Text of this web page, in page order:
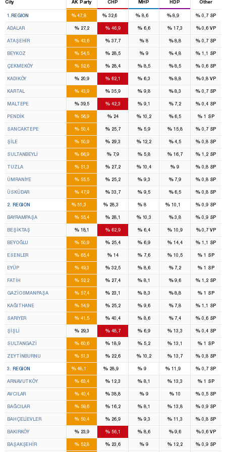
City AK Party CHP MHP HDP Other
1.REGION %47,8
16
%32,6
11
% 8,6
2
%8,9
2
% 0,7 SP
ADALAR %27,2 % 46,9 % 6,6 % 17,3 %0,6VP
ATAŞEHİR %43,6 % 37,7 %8 %8,8 % 0,7 SP
BEYKOZ %54,5 % 28,5 %9 %4,8 % 1,1 SP
ÇEKMEKÖY %52,6 % 28,4 % 8,5 %8,5 % 0,6 SP
KADIKÖY %20,9 % 62,1 % 6,3 %8,8 %0,8VP
KARTAL %43,9 % 35,9 % 9,8 %8,3 % 0,7 SP
MALTEPE %39,5 % 42,3 % 9,1 %7,2 % 0,4 SP
PENDİK %56,9 % 24 %10,2 %6,5 %1 SP
SANCAKTEPE %50,4 % 25,7 % 5,9 % 15,8 % 0,7 SP
ŞİLE %50,9 % 29,3 %12,2 %4,5 % 0,8 SP
SULTANBEYLİ %66,9 %7,9 % 5,8 % 16,7 % 1,2 SP
TUZLA %51,3 % 27,2 %10,4 % 9 % 0,8 SP
ÜMRANİYE %55,5 % 25,2 % 9,3 %7,9 % 0,8 SP
ÜSKÜDAR %47,9 % 33,7 % 9,5 %6,5 % 0,8 SP
2. REGION %51,3 % 28,3 % 8 % 10,1 % 0,9 SP
BAYRAMPAŞA %55,4 % 28,1 %10,3 %3,8 % 0,9 SP
BEŞİKTAŞ %18,1 % 62,9 % 6,4 % 10,9 %0,7VP
BEYOĞLU %50,9 % 25,4 % 6,9 % 14,4 % 1,1 SP
ESENLER %65,4 % 14 % 7,6 % 10,5 %1 SP
EYÜP %49,3 % 32,5 % 8,6 %7,2 %1 SP
FATİH %52,2 % 27,4 % 8,1 %9,6 % 1,2 SP
GAZİOSMANPAŞA %57,4 % 23,1 % 8,3 %8,8 %1 SP
KAĞITHANE %54,9 % 25,2 % 9,6 %7,8 % 1,1 SP
SARIYER %41,5 % 40,4 % 8,6 %7,4 % 0,6 SP
ŞİŞLİ %29,3 % 48,7 % 6,9 % 13,3 % 0,4 SP
SULTANGAZİ %60,6 % 18,9 % 5,2 % 13,1 %1 SP
ZEYTİNBURNU %51,3 % 22,6 %10,2 % 13,7 % 0,8 SP
3. REGION %48,1 % 28,9 % 9
3
% 11,9 % 0,7 SP
ARNAVUTKÖY %63,4 % 12,3 % 8,1 % 13,3 %1 SP
AVCILAR %40,4 % 38,8 %9 %10 % 0,5 SP
BAĞCILAR %59,6 % 16,2 % 8,1 % 13,8 % 0,9 SP
BAHÇELİEVLER %50,4 % 26,9 % 9,3 % 11,3 % 0,8 SP
BAKIRKÖY %23,9 % 56,1 % 8,6 %9,6 %0,6VP
BAŞAKŞEHİR %52,8 % 23,6 %9 % 12,2 % 0,9 SP